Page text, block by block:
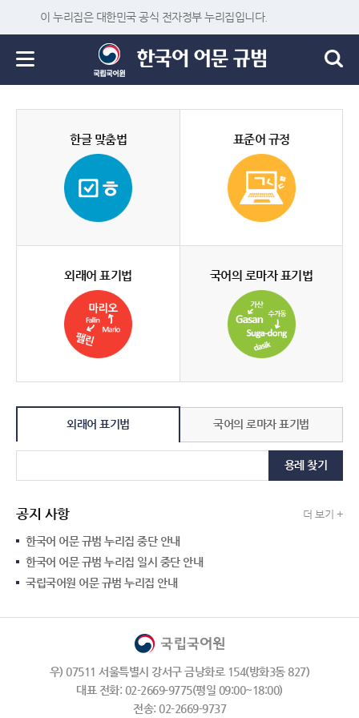
이 누리집은 대한민국 공식 전자정부 누리집입니다.
한글 맞춤법 표준어 규정
외래어 표기법 국어의 로마자 표기법
외래어 표기법 국어의 로마자 표기법
용례 찾기
공지 사항 더 보기 +
한국어 어문 규범 누리집 중단 안내
한국어 어문 규범 누리집 일시 중단 안내
국립국어원 어문 규범 누리집 안내
우) 07511 서울특별시 강서구 금낭화로 154(방화3동 827)
대표 전화: 02-2669-9775(평일 09:00~18:00)
전송: 02-2669-9737